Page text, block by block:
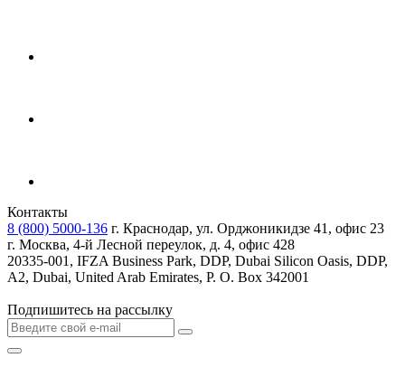
Контакты
8 (800) 5000-136 г. Краснодар, ул. Орджоникидзе 41, офис 23
г. Москва, 4-й Лесной переулок, д. 4, офис 428
20335-001, IFZA Business Park, DDP, Dubai Silicon Oasis, DDP,
A2, Dubai, United Arab Emirates, P. O. Box 342001
Подпишитесь на рассылку